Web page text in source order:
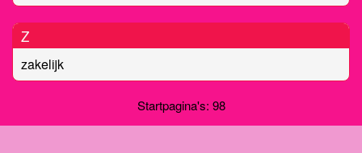
Z
zakelijk
Startpagina's: 98